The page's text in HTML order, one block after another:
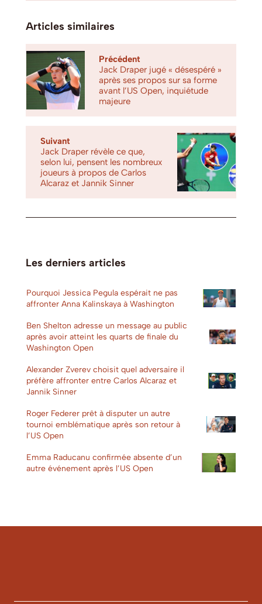
Articles similaires
Précédent
Jack Draper jugé « désespéré »
après ses propos sur sa forme
avant l’US Open, inquiétude
majeure
Suivant
Jack Draper révèle ce que,
selon lui, pensent les nombreux
joueurs à propos de Carlos
Alcaraz et Jannik Sinner
Les derniers articles
Pourquoi Jessica Pegula espérait ne pas
affronter Anna Kalinskaya à Washington
Ben Shelton adresse un message au public
après avoir atteint les quarts de finale du
Washington Open
Alexander Zverev choisit quel adversaire il
préfère affronter entre Carlos Alcaraz et
Jannik Sinner
Roger Federer prêt à disputer un autre
tournoi emblématique après son retour à
l’US Open
Emma Raducanu confirmée absente d’un
autre événement après l’US Open